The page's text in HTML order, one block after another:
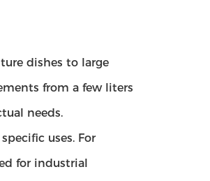
dishes to large
from a few liters
needs.
uses. For
for industrial